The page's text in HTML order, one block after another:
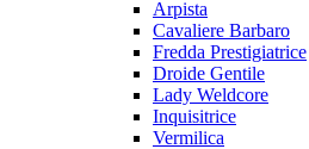
Arpista
Cavaliere Barbaro
Fredda Prestigiatrice
Droide Gentile
Lady Weldcore
Inquisitrice
Vermilica